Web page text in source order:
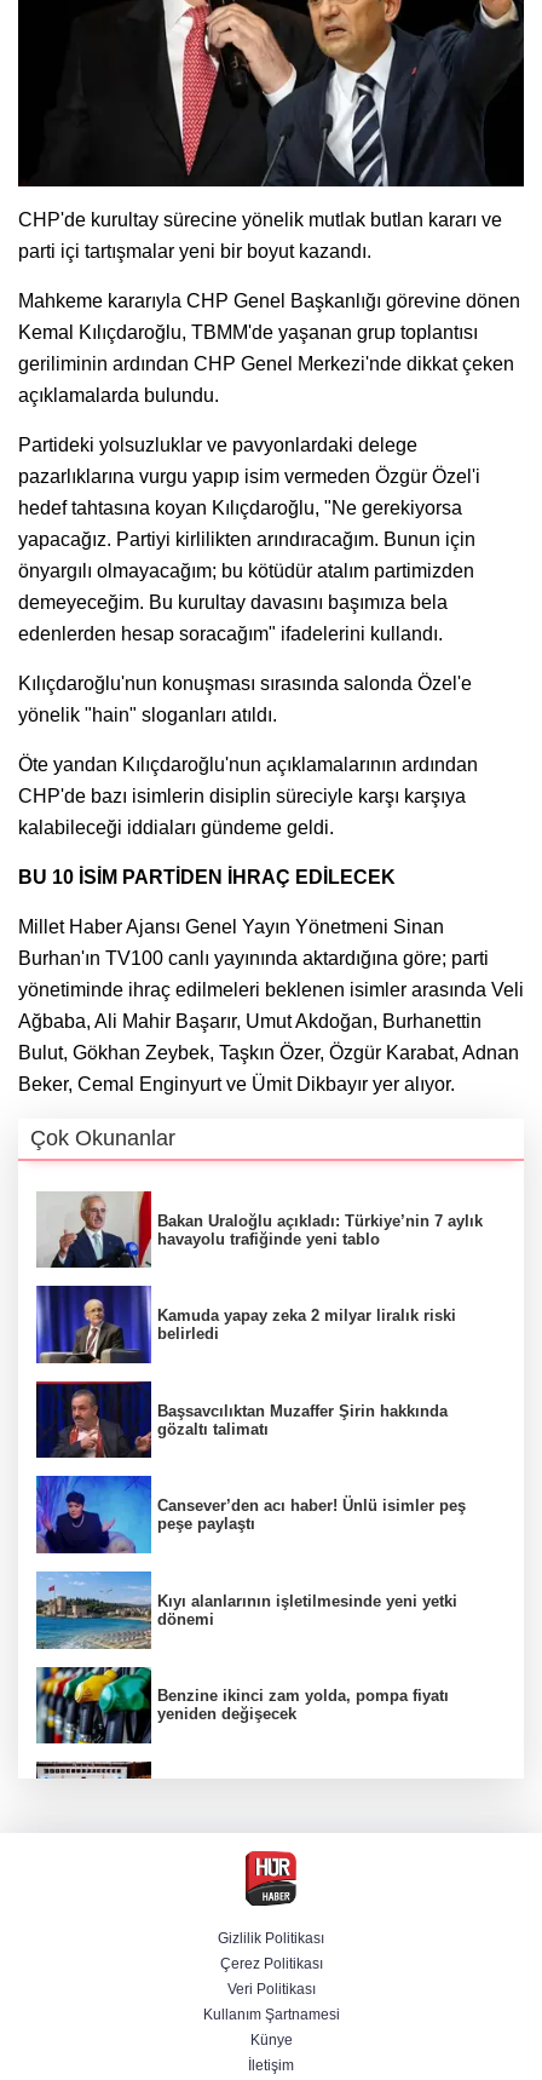
CHP'de kurultay sürecine yönelik mutlak butlan kararı ve
parti içi tartışmalar yeni bir boyut kazandı.
Mahkeme kararıyla CHP Genel Başkanlığı görevine dönen
Kemal Kılıçdaroğlu, TBMM'de yaşanan grup toplantısı
geriliminin ardından CHP Genel Merkezi'nde dikkat çeken
açıklamalarda bulundu.
Partideki yolsuzluklar ve pavyonlardaki delege
pazarlıklarına vurgu yapıp isim vermeden Özgür Özel'i
hedef tahtasına koyan Kılıçdaroğlu, "Ne gerekiyorsa
yapacağız. Partiyi kirlilikten arındıracağım. Bunun için
önyargılı olmayacağım; bu kötüdür atalım partimizden
demeyeceğim. Bu kurultay davasını başımıza bela
edenlerden hesap soracağım" ifadelerini kullandı.
Kılıçdaroğlu'nun konuşması sırasında salonda Özel'e
yönelik "hain" sloganları atıldı.
Öte yandan Kılıçdaroğlu'nun açıklamalarının ardından
CHP'de bazı isimlerin disiplin süreciyle karşı karşıya
kalabileceği iddiaları gündeme geldi.
BU 10 İSİM PARTİDEN İHRAÇ EDİLECEK
Millet Haber Ajansı Genel Yayın Yönetmeni Sinan
Burhan'ın TV100 canlı yayınında aktardığına göre; parti
yönetiminde ihraç edilmeleri beklenen isimler arasında Veli
Ağbaba, Ali Mahir Başarır, Umut Akdoğan, Burhanettin
Bulut, Gökhan Zeybek, Taşkın Özer, Özgür Karabat, Adnan
Beker, Cemal Enginyurt ve Ümit Dikbayır yer alıyor.
Çok Okunanlar
Bakan Uraloğlu açıkladı: Türkiye’nin 7 aylık
havayolu trafiğinde yeni tablo
Kamuda yapay zeka 2 milyar liralık riski
belirledi
Başsavcılıktan Muzaffer Şirin hakkında
gözaltı talimatı
Cansever’den acı haber! Ünlü isimler peş
peşe paylaştı
Kıyı alanlarının işletilmesinde yeni yetki
dönemi
Benzine ikinci zam yolda, pompa fiyatı
yeniden değişecek
Husilerden Suudi Aramco tesisine İHA
Selçuk Bayraktar, Şırnak'ta TEKNOFEST Dron
Şampiyonası'na katıldı
Bakan Göktaş: Ülkemize, milletimize, şehit
Gizlilik Politikası
Çerez Politikası
Veri Politikası
Kullanım Şartnamesi
Künye
İletişim